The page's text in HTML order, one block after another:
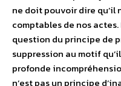
ne doit pouvoir dire qu’il
comptables de nos
question du principe de
suppression au motif
profonde
n’est pas un principe